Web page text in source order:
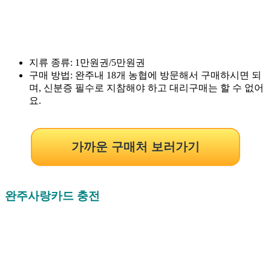
지류 종류: 1만원권/5만원권
구매 방법: 완주내 18개 농협에 방문해서 구매하시면 되
며, 신분증 필수로 지참해야 하고 대리구매는 할 수 없어
요.
가까운 구매처 보러가기
완주사랑카드 충전